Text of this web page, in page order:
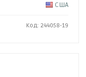
США
Код: 244058-19